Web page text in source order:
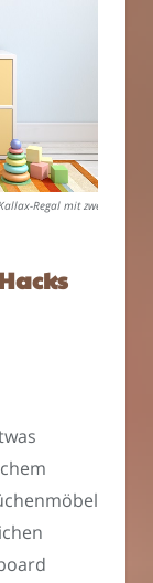
Regal mit zwei